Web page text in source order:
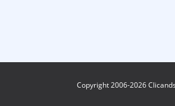
Copyright 2006-2026